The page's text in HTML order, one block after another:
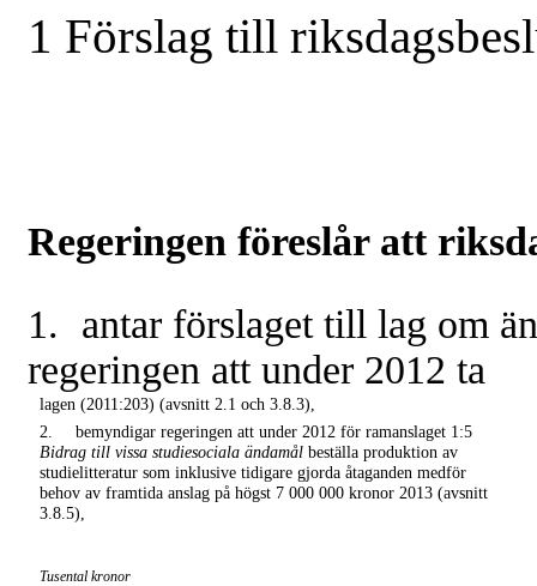
1 Förslag till
Regeringen föreslår att
1. antar förslaget till lag om
regeringen att under 2012 ta
lagen (2011:203) (avsnitt 2.1 och 3.8.3),
2.
bemyndigar regeringen att under 2012 för ramanslaget 1:5
Bidrag till vissa studiesociala ändamål beställa produktion av
studielitteratur som inklusive tidigare gjorda åtaganden medför
behov av framtida anslag på högst 7 000 000 kronor 2013 (avsnitt
3.8.5),
Tusental kronor